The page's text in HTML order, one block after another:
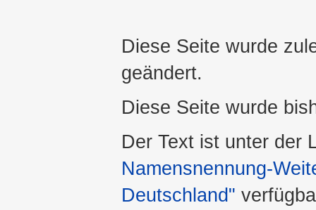
Diese Seite wurde
geändert.
Diese Seite wurde
Der Text ist unter der
Namensnennung-
Deutschland"